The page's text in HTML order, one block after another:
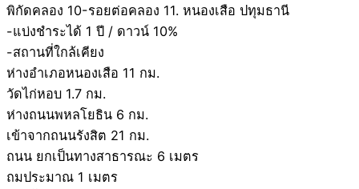
พิกัดคลอง 10-รอยต่อคลอง 11. หนองเสือ ปทุมธานี
-แบ่งชำระได้ 1 ปี / ดาวน์ 10%
-สถานที่ใกล้เคียง
ห่างอำเภอหนองเสือ 11 กม.
วัดไก่หอบ 1.7 กม.
ห่างถนนพหลโยธิน 6 กม.
เข้าจากถนนรังสิต 21 กม.
ถนน ยกเป็นทางสาธารณะ 6 เมตร
ถมประมาณ 1 เมตร